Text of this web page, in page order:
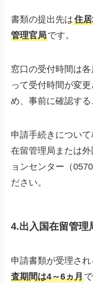
書類の提出先は住
管理官局です。
窓口の受付時間は
って受付時間が変
め、事前に確認する
申請手続きについ
在留管理局または
ョンセンター（
ださい。
4.出入国在留管理
申請書類が受理さ
査期間は4～6ヵ月